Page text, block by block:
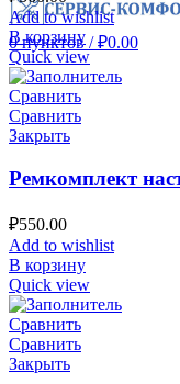
0пунктов / ₽0.00
Add to wishlist
В корзину
Quick view
Сравнить
Сравнить
Закрыть
Ремкомплект
₽550.00
Add to wishlist
В корзину
Quick view
Сравнить
Сравнить
Закрыть